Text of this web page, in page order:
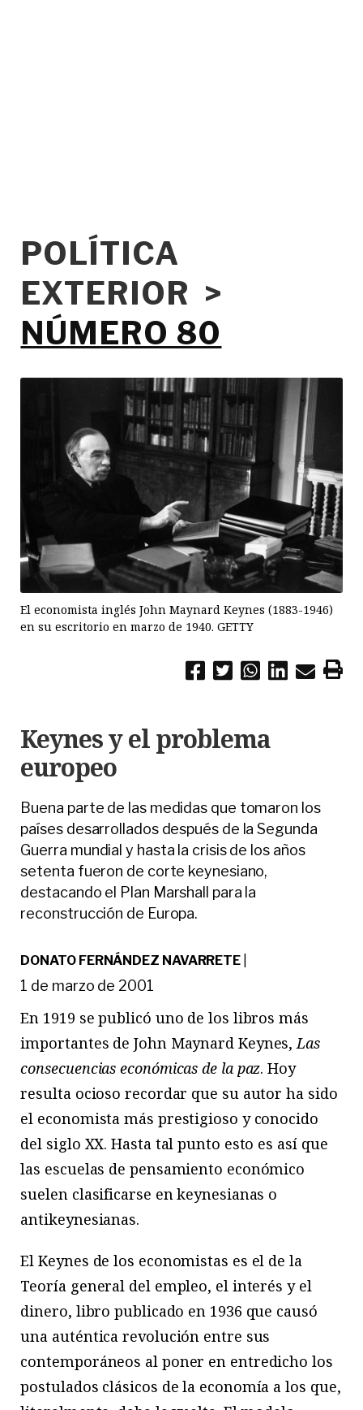
POLÍTICA
EXTERIOR >
NÚMERO 80
El economista inglés John Maynard Keynes (1883-1946)
en su escritorio en marzo de 1940. GETTY
Keynes y el problema
europeo
Buena parte de las medidas que tomaron los
países desarrollados después de la Segunda
Guerra mundial y hasta la crisis de los años
setenta fueron de corte keynesiano,
destacando el Plan Marshall para la
reconstrucción de Europa.
DONATO FERNÁNDEZ NAVARRETE
1 de marzo de 2001
En 1919 se publicó uno de los libros más
importantes de John Maynard Keynes,Las
consecuencias económicas de la paz. Hoy
resulta ocioso recordar que su autor ha sido
el economista más prestigioso y conocido
del siglo XX. Hasta tal punto esto es así que
las escuelas de pensamiento económico
suelen clasificarse en keynesianas o
antikeynesianas.
El Keynes de los economistas es el de la
Teoría general del empleo, el interés y el
dinero, libro publicado en 1936 que causó
una auténtica revolución entre sus
contemporáneos al poner en entredicho los
postulados clásicos de la economía a los que,